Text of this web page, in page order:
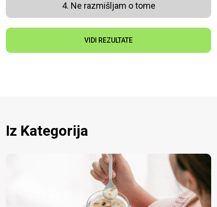
4. Ne razmišljam o tome
VIDI REZULTATE
Iz Kategorija